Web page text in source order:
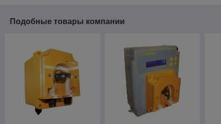
Подобные товары компании